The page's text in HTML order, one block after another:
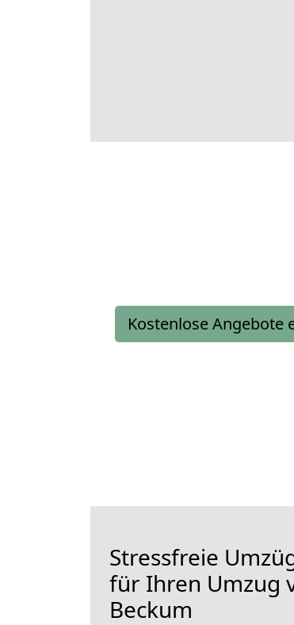
Kostenlose Angebote
Stressfreie
für Ihren Umzug
Beckum